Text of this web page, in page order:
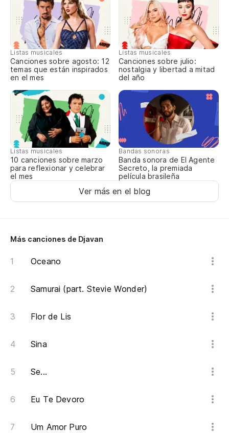
Listas musicales
Canciones sobre agosto: 12
temas que están inspirados
en el mes
Listas musicales
Canciones sobre julio:
nostalgia y libertad a mitad
del año
Listas musicales
10 canciones sobre marzo
para reflexionar y celebrar
el mes
Bandas sonoras
Banda sonora de El Agente
Secreto, la premiada
película brasileña
Ver más en el blog
Más canciones de Djavan
Oceano
Samurai (part. Stevie Wonder)
Flor de Lis
Sina
Se...
Eu Te Devoro
Um Amor Puro